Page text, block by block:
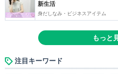
新生活
身だしなみ・ビジネスアイテム
もっと
注目キーワード